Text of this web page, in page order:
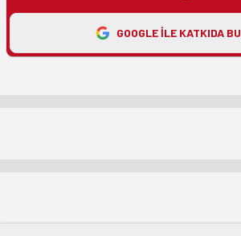
GOOGLE ILE KATKIDA